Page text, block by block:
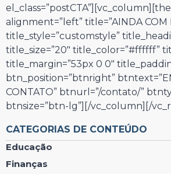
alignment=”left” title=”AINDA COM
title_style=”customstyle”
title_size=”20″ title_color=”#ffffff”
title_margin=”53px 0 0″
btn_position=”btnright”
CONTATO” btnurl=”/contato/”
btnsize=”btn-lg”][/vc_column][/
CATEGORIAS DE CONTEÚDO
Educação
Finanças